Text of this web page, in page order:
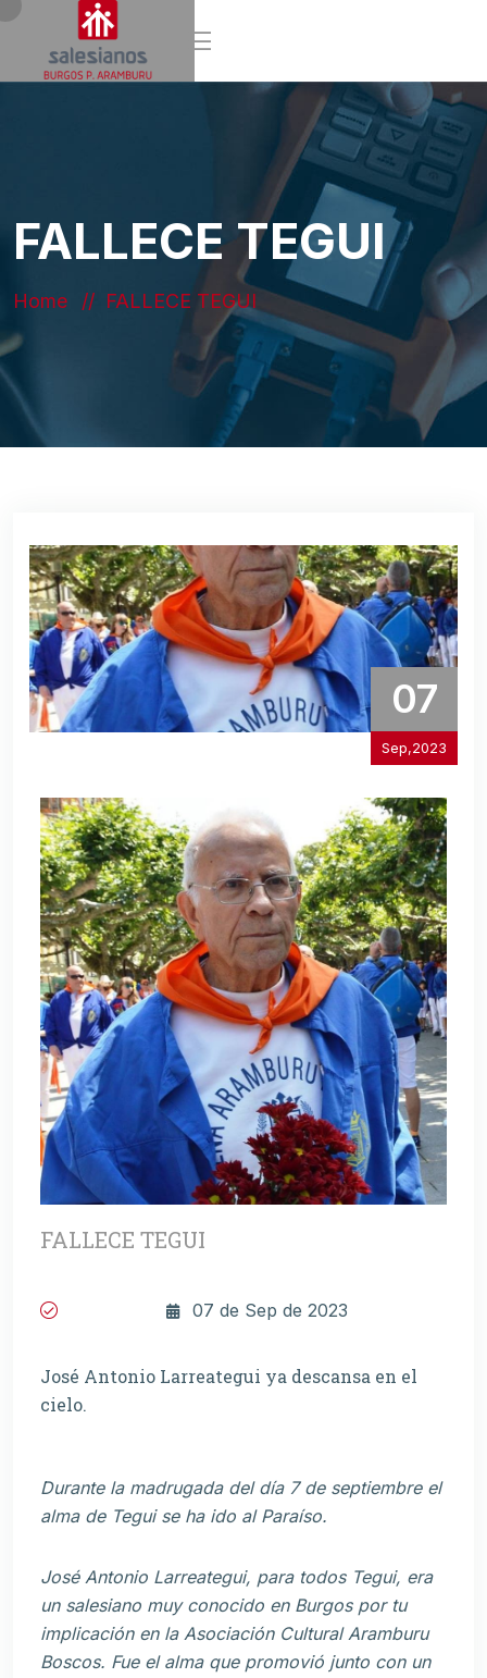
FALLECE TEGUI
Home FALLECE TEGUI
07
Sep,2023
FALLECE TEGUI
07 de Sep de 2023
José Antonio Larreategui ya descansa en el
cielo.
Durante la madrugada del día 7 de septiembre el
alma de Tegui se ha ido al Paraíso.
José Antonio Larreategui, para todos Tegui, era
un salesiano muy conocido en Burgos por tu
implicación en la Asociación Cultural Aramburu
Boscos. Fue el alma que promovió junto con un